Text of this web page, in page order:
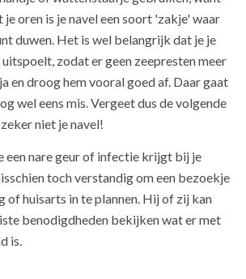
oren is je navel een soort 'zakje' waar
duwen. Het is wel belangrijk dat je je
zodat er geen zeepresten meer
en droog hem vooral goed af. Daar gaat
wel eens mis. Vergeet dus de volgende
niet je navel!
een nare geur of infectie krijgt bij je
toch verstandig om een bezoekje
of huisarts in te plannen. Hij of zij kan
benodigdheden bekijken wat er met
is.